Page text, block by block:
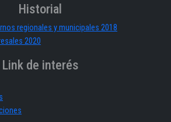
Historial
regionales y municipales 2018
2020
Link de interés